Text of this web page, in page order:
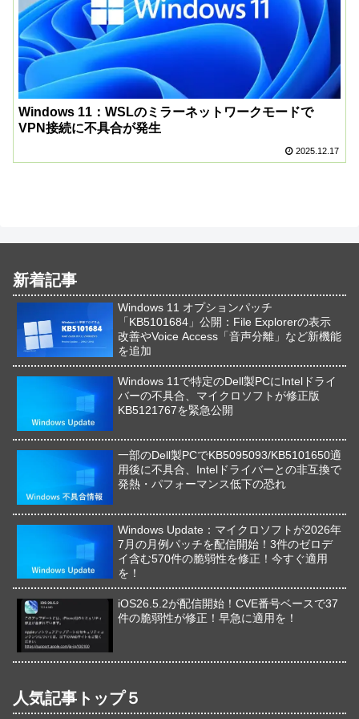
Windows 11：WSLのミラーネットワークモードで
VPN接続に不具合が発生
2025.12.17
新着記事
Windows 11 オプションパッチ
「KB5101684」公開：File Explorerの表示
改善やVoice Access「音声分離」など新機能
を追加
Windows 11で特定のDell製PCにIntelドライ
バーの不具合、マイクロソフトが修正版
KB5121767を緊急公開
一部のDell製PCでKB5095093/KB5101650適
用後に不具合、Intelドライバーとの非互換で
発熱・パフォーマンス低下の恐れ
Windows Update：マイクロソフトが2026年
7月の月例パッチを配信開始！3件のゼロデ
イ含む570件の脆弱性を修正！今すぐ適用
を！
iOS26.5.2が配信開始！CVE番号ベースで37
件の脆弱性が修正！早急に適用を！
人気記事トップ５